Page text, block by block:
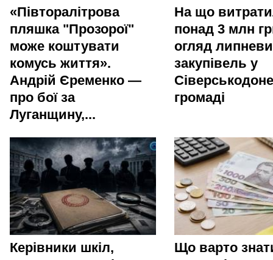
«Півторалітрова
пляшка "Прозорої"
може коштувати
комусь життя».
Андрій Єременко —
про бої за
Луганщину,...
На що
понад 3 млн
огляд
закупівель у
громаді
Керівники шкіл,
Що варто